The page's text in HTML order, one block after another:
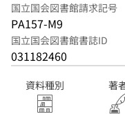
国立国会図書館請求記号
PA157-M9
国立国会図書館書誌ID
031182460
資料種別 著